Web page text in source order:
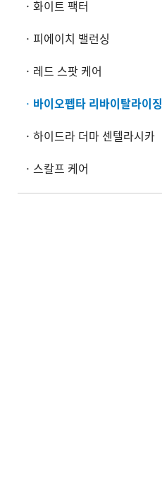
· 화이트 팩터
· 피에이치 밸런싱
· 레드 스팟 케어
· 바이오펩타 리바이탈라이징
· 하이드라 더마 센텔라시카
· 스칼프 케어